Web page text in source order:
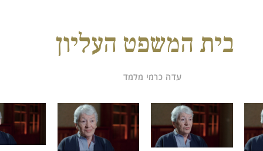
בית המשפט העליון
עדה כרמי מלמד